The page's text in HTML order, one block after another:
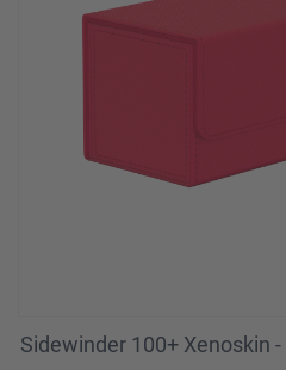
Sidewinder 100+ Xenoskin -